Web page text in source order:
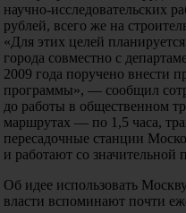
научно-исследовательских
рублей, всего же на
«Для этих целей
города совместно с
2009 года поручено внести
программы», — сообщил
до работы в общественном
маршрутах — по 1,5 часа,
пересадочные станции
и работают со значительной
Об идее использовать
власти вспоминают почти